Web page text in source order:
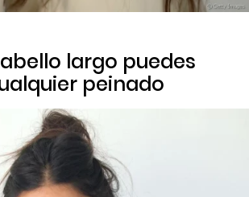
largo puedes
peinado